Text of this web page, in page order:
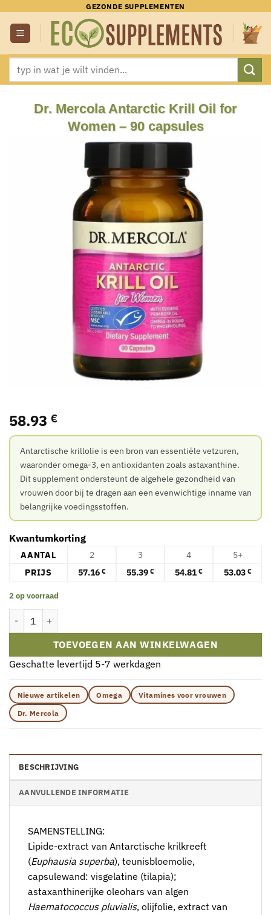
naar
inhoud
GEZONDE SUPPLEMENTEN
Zoeken
naar:
Dr. Mercola Antarctic Krill Oil for
Women – 90 capsules
58.93 €
Antarctische krillolie is een bron van essentiële vetzuren,
waaronder omega-3, en antioxidanten zoals astaxanthine.
Dit supplement ondersteunt de algehele gezondheid van
vrouwen door bij te dragen aan een evenwichtige inname van
belangrijke voedingsstoffen.
Kwantumkorting
AANTAL 2 3 4
5+
PRIJS
57.16 € 55.39 € 54.81€ 53.03 €
2 op voorraad
Dr. Mercola Antarctic Krill Oil for Women – 90 capsules aantal
TOEVOEGEN AAN WINKELWAGEN
Geschatte levertijd 5-7 werkdagen
Nieuwe artikelen Omega
Vitamines voor vrouwen
Dr. Mercola
BESCHRIJVING
AANVULLENDE INFORMATIE
SAMENSTELLING:
Lipide-extract van Antarctische krilkreeft
(Euphausia superba), teunisbloemolie,
capsulewand: visgelatine (tilapia);
astaxanthinerijke oleohars van algen
Haematococcus pluvialis, olijfolie, extract van